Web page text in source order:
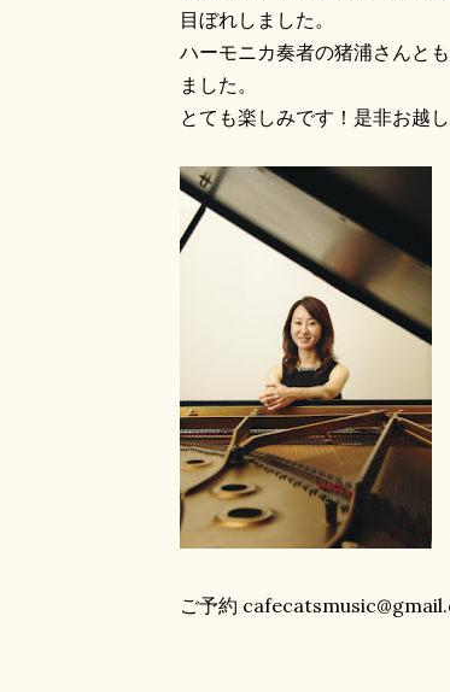
目ぼれしました。
ハーモニカ奏者の猪浦さんと
ました。
とても楽しみです！是非お越
ご予約